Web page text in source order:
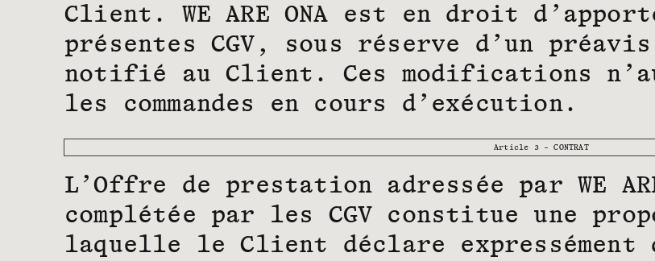
Client. WE ARE ONA est en droit
présentes CGV, sous réserve d’un
notifié au Client. Ces modifications
les commandes en cours d’exécution.
Article 3 – CONTRAT
L’Offre de prestation adressée par WE
complétée par les CGV constitue une
laquelle le Client déclare expressément